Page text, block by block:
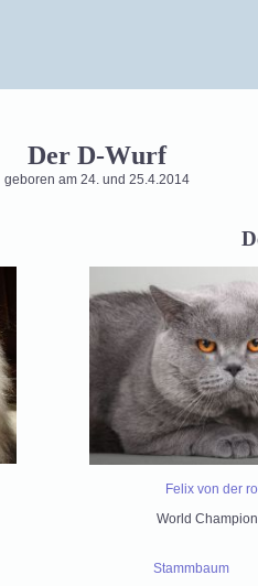
Wurf
und 25.4.2014
Der
Felix von der
Stammbaum